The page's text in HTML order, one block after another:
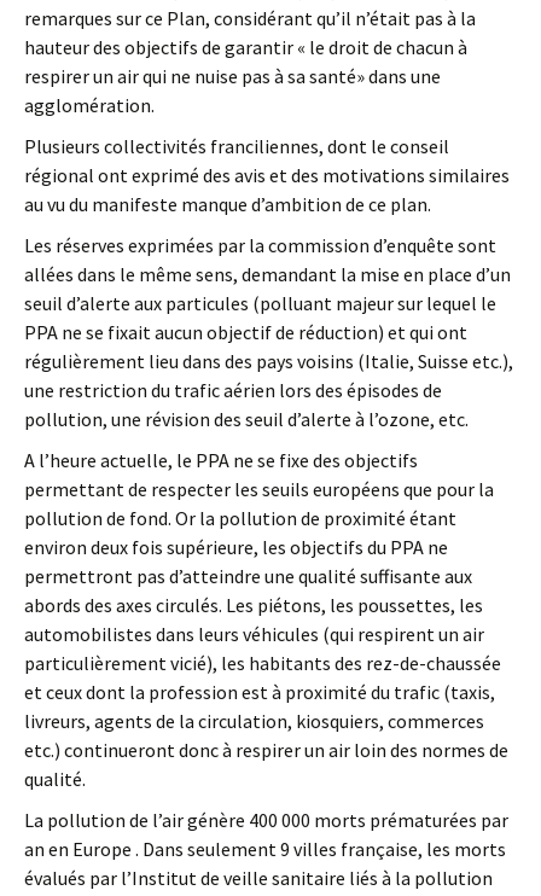
remarques sur ce Plan, considérant qu’il n’était pas à la
hauteur des objectifs de garantir « le droit de chacun à
respirer un air qui ne nuise pas à sa santé» dans une
agglomération.
Plusieurs collectivités franciliennes, dont le conseil
régional ont exprimé des avis et des motivations similaires
au vu du manifeste manque d’ambition de ce plan.
Les réserves exprimées par la commission d’enquête sont
allées dans le même sens, demandant la mise en place d’un
seuil d’alerte aux particules (polluant majeur sur lequel le
PPA ne se fixait aucun objectif de réduction) et qui ont
régulièrement lieu dans des pays voisins (Italie, Suisse etc.),
une restriction du trafic aérien lors des épisodes de
pollution, une révision des seuil d’alerte à l’ozone, etc.
A l’heure actuelle, le PPA ne se fixe des objectifs
permettant de respecter les seuils européens que pour la
pollution de fond. Or la pollution de proximité étant
environ deux fois supérieure, les objectifs du PPA ne
permettront pas d’atteindre une qualité suffisante aux
abords des axes circulés. Les piétons, les poussettes, les
automobilistes dans leurs véhicules (qui respirent un air
particulièrement vicié), les habitants des rez-de-chaussée
et ceux dont la profession est à proximité du trafic (taxis,
livreurs, agents de la circulation, kiosquiers, commerces
etc.) continueront donc à respirer un air loin des normes de
qualité.
La pollution de l’air génère 400 000 morts prématurées par
an en Europe . Dans seulement 9 villes française, les morts
évalués par l’Institut de veille sanitaire liés à la pollution